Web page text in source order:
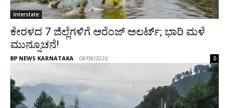
Interstate
ಕೇರಳದ 7 ಜಿಲ್ಲೆಗಳಿಗೆ ಆರೆಂಜ್ ಅಲರ್ಟ್; ಭಾರಿ ಮಳೆ
ಮುನ್ಸೂಚನೆ!
BP NEWS KARNATAKA - 08/08/2026 0